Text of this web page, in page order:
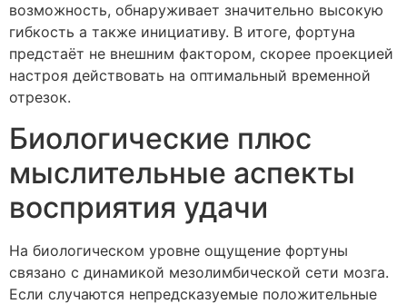
возможность, обнаруживает значительно высокую
гибкость а также инициативу. В итоге, фортуна
предстаёт не внешним фактором, скорее проекцией
настроя действовать на оптимальный временной
отрезок.
Биологические плюс
мыслительные аспекты
восприятия удачи
На биологическом уровне ощущение фортуны
связано с динамикой мезолимбической сети мозга.
Если случаются непредсказуемые положительные